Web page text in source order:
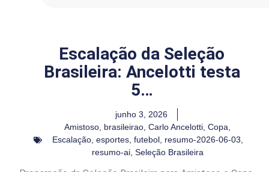
Escalação da Seleção
Brasileira: Ancelotti testa
5…
junho 3, 2026
Amistoso, brasileirao, Carlo Ancelotti, Copa,
Escalação, esportes, futebol, resumo-2026-06-03,
resumo-ai, Seleção Brasileira